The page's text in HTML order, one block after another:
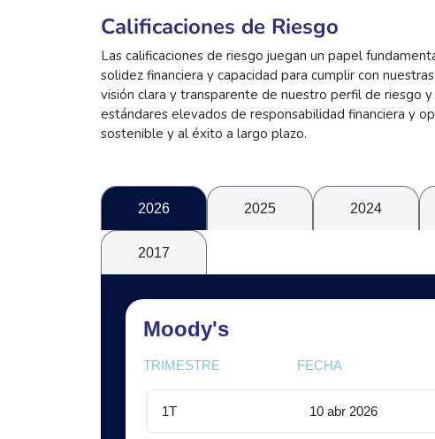
Calificaciones de Riesgo
Las calificaciones de riesgo juegan un papel
solidez financiera y capacidad para cumplir con
visión clara y transparente de nuestro perfil de riesgo
estándares elevados de responsabilidad financiera y
sostenible y al éxito a largo plazo.
2026 2025 2024
2017
Moody's
TRIMESTRE FECHA
1T 10 abr 2026